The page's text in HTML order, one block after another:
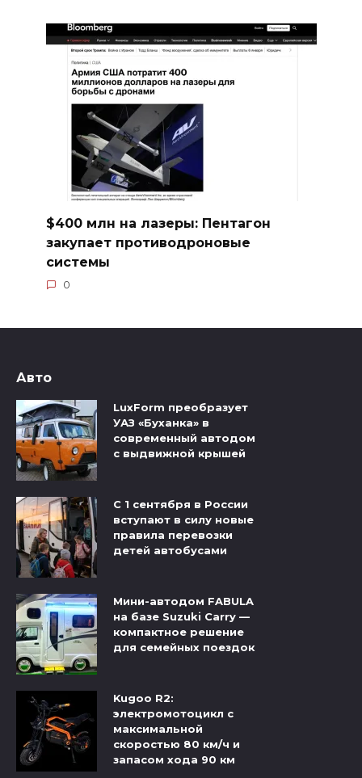
$400 млн на лазеры: Пентагон
закупает противодроновые
системы
0
Авто
LuxForm преобразует
УАЗ «Буханка» в
современный автодом
с выдвижной крышей
С 1 сентября в России
вступают в силу новые
правила перевозки
детей автобусами
Мини-автодом FABULA
на базе Suzuki Carry —
компактное решение
для семейных поездок
Kugoo R2:
электромотоцикл с
максимальной
скоростью 80 км/ч и
запасом хода 90 км